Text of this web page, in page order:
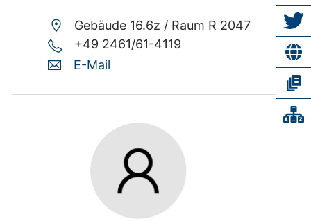
Gebäude 16.6z / Raum R 2047
+49 2461/61-4119
E-Mail